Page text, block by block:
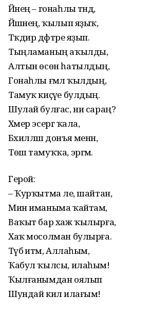
Йәнең – гонаһлы тәндә,
Йәшәнең, ҡылып яҙыҡ,
Тәҡдир дәфтәре яҙып.
Тыңламаның аҡылды,
Алтын өсөн һатылдың,
Гонаһлы ғәмәл ҡылдың,
Тамуҡ киҫәүе булдың.
Шулай булғас, ни сараң?
Хәмер эсергә ҡала,
Бәхилләш донъя менән,
Төш тамуҡҡа, эргәмә.
Герой:
– Ҡурҡытма әле, шайтан,
Мин иманыма ҡайтам,
Ваҡыт бар хаж ҡылырға,
Хаҡ мосолман булырға.
Тәүбә итәм, Аллаһым,
Ҡабул ҡылсы, илаһым!
Ҡылғанымдан оялып
Шундай килә илағым!